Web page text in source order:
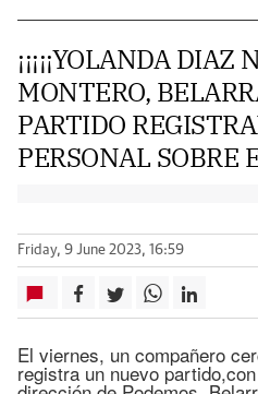
¡¡¡¡¡YOLANDA
MONTERO,
PARTIDO
PERSONAL SOBRE
Friday, 9 June 2023, 16:59
El viernes, un compañero
registra un nuevo